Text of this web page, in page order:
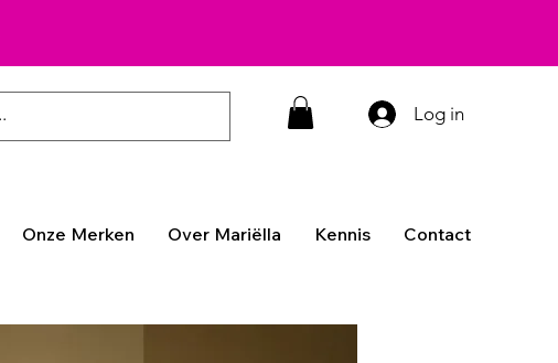
Log in
Onze Merken Over Mariëlla Kennis Contact